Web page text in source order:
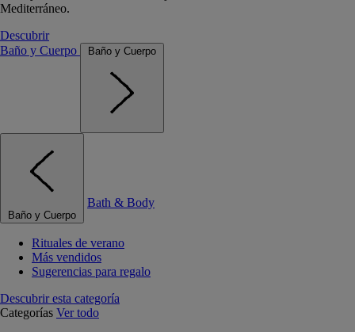
Mediterráneo.
Descubrir
Baño y Cuerpo
Baño y Cuerpo
Baño y Cuerpo
Bath & Body
Rituales de verano
Más vendidos
Sugerencias para regalo
Descubrir esta categoría
Categorías Ver todo